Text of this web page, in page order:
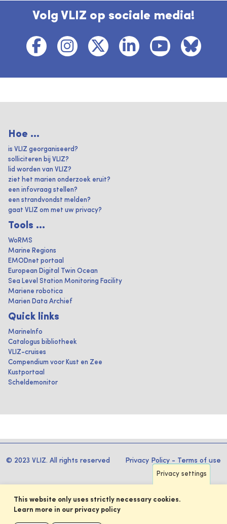
Volg VLIZ op sociale media!
Hoe ...
is VLIZ georganiseerd?
solliciteren bij VLIZ?
lid worden van VLIZ?
ziet het marien onderzoek eruit?
een infovraag stellen?
een strandvondst melden?
gaat VLIZ om met uw privacy?
Tools ...
WoRMS
Marine Regions
EMODnet portaal
European Digital Twin Ocean
Sea Level Station Monitoring Facility
Mariene robotica
Marien Data Archief
Quick links
MarineInfo
Catalogus bibliotheek
VLIZ-cruises
Compendium voor Kust en Zee
Kustportaal
Scheldemonitor
© 2023 VLIZ. All rights reserved Privacy Policy - Terms of use
Privacy settings
This website only uses strictly necessary cookies.
Learn more in our privacy policy